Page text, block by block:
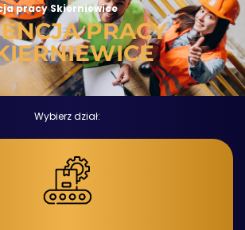
pracy Skierniewice
PRACY
Wybierz dział: